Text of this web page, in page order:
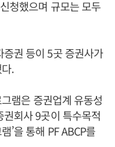
청했으며 규모는 모두
증권 등이 5곳 증권사가
.
램은 증권업계 유동성
회사 9곳이 특수목적
’을 통해 PF ABCP를